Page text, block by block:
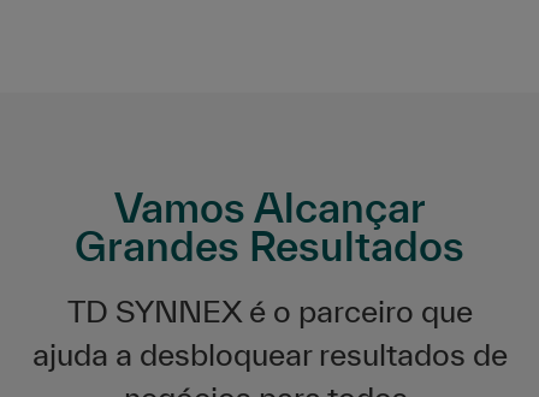
Vamos Alcançar
Grandes Resultados
TD SYNNEX é o parceiro que
ajuda a desbloquear resultados de